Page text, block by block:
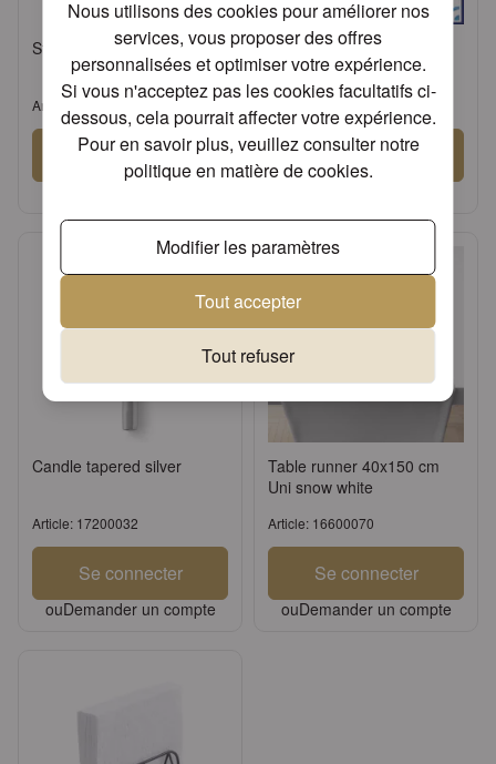
Nous utilisons des cookies pour améliorer nos
services, vous proposer des offres
personnalisées et optimiser votre expérience.
Si vous n'acceptez pas les cookies facultatifs ci-
dessous, cela pourrait affecter votre expérience.
Pour en savoir plus, veuillez consulter notre
politique en matière de cookies.
Modifier les paramètres
Tout accepter
Tout refuser
Standing candle holder big
Article: 17134525
Se connecter
Napkin 33 Nordisch blau/
kacheln FSC Mix
Se connecter
Candle tapered silver
Article: 17200032
Se connecter
ouDemander un compte
Table runner 40x150 cm
Uni snow white
Article: 16600070
Se connecter
ouDemander un compte